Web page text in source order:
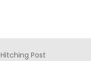
Hitching Post